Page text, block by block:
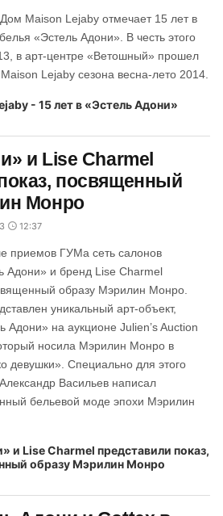
Maison Lejaby отмечает 15 лет в
«Эстель Адони». В честь этого
в арт-центре «Ветошный» прошел
Lejaby сезона веcна-лето 2014.
и Lise Charmel
посвященный
Монро
12:37
приемов ГУМа сеть салонов
Адони» и бренд Lise Charmel
образу Мэрилин Монро.
уникальный арт-объект,
Адони» на аукционе Julien’s Auction
носила Мэрилин Монро в
девушки». Специально для этого
Васильев написал
бельевой моде эпохи Мэрилин